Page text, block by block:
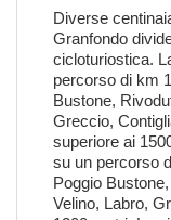
Diverse
Granfondo
cicloturiostica.
percorso di km
Bustone,
Greccio,
superiore ai
su un percorso
Poggio
Velino, Labro,